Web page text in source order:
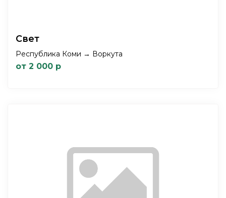
Свет
Республика Коми → Воркута
от 2 000 р